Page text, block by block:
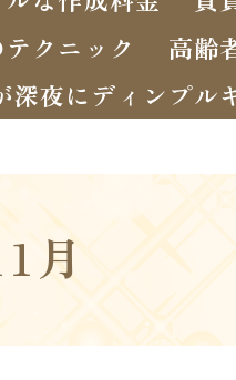
クニック
高齢
深夜にディンプル
月